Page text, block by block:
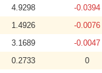
4.9298
-0.0394
1.4926
-0.0076
3.1689
-0.0047
0.2733
0